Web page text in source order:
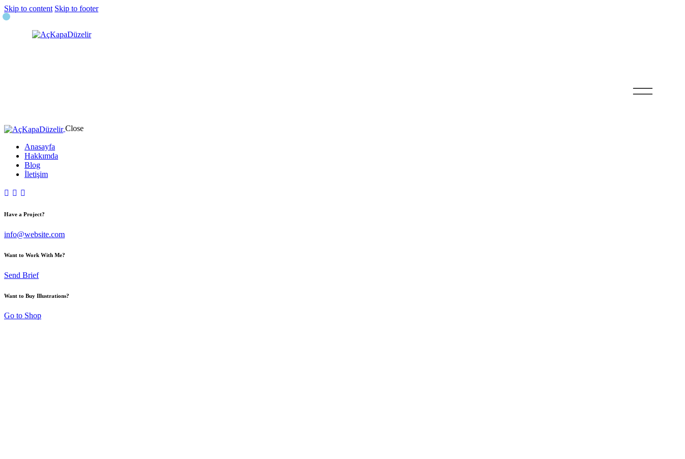
Skip to content Skip to footer
Close
Anasayfa
Hakkımda
Blog
İletişim
Have a Project?
info@website.com
Want to Work With Me?
Send Brief
Want to Buy Illustrations?
Go to Shop